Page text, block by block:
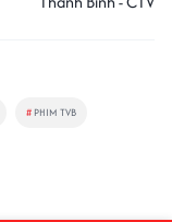
# PHIM TVB